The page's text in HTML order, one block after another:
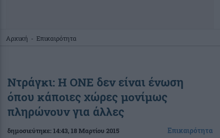
Αρχική - Επικαιρότητα
Ντράγκι: Η ΟΝΕ δεν είναι ένωση
όπου κάποιες χώρες μονίμως
πληρώνουν για άλλες
δημοσιεύτηκε:14:43, 18 Μαρτίου 2015 Επικαιρότητα